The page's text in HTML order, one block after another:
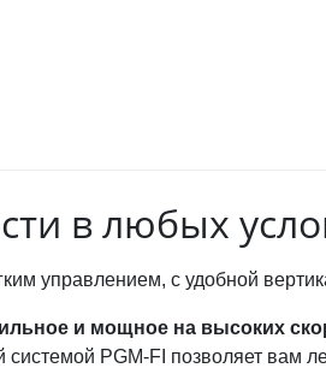
в любых
управлением, с удобной
и мощное на высоких
PGM-FI позволяет вам